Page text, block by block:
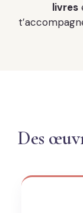
livres
Des